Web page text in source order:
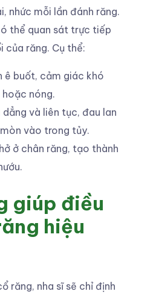
nhức mỗi lần đánh răng.
thể quan sát trực tiếp
của răng. Cụ thể:
ê buốt, cảm giác khó
hoặc nóng.
dẳng và liên tục, đau lan
vào trong tủy.
ở chân răng, tạo thành
giúp điều
hiệu
răng, nha sĩ sẽ chỉ định